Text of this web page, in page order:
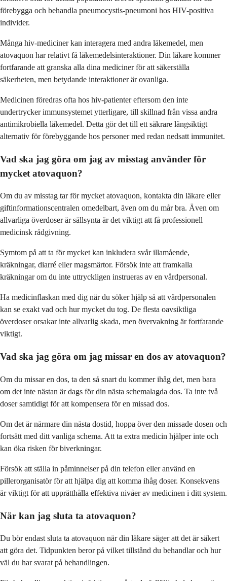
förebygga och behandla pneumocystis-pneumoni hos HIV-positiva
individer.
Många hiv-mediciner kan interagera med andra läkemedel, men
atovaquon har relativt få läkemedelsinteraktioner. Din läkare kommer
fortfarande att granska alla dina mediciner för att säkerställa
säkerheten, men betydande interaktioner är ovanliga.
Medicinen föredras ofta hos hiv-patienter eftersom den inte
undertrycker immunsystemet ytterligare, till skillnad från vissa andra
antimikrobiella läkemedel. Detta gör det till ett säkrare långsiktigt
alternativ för förebyggande hos personer med redan nedsatt immunitet.
Vad ska jag göra om jag av misstag använder för
mycket atovaquon?
Om du av misstag tar för mycket atovaquon, kontakta din läkare eller
giftinformationscentralen omedelbart, även om du mår bra. Även om
allvarliga överdoser är sällsynta är det viktigt att få professionell
medicinsk rådgivning.
Symtom på att ta för mycket kan inkludera svår illamående,
kräkningar, diarré eller magsmärtor. Försök inte att framkalla
kräkningar om du inte uttryckligen instrueras av en vårdpersonal.
Ha medicinflaskan med dig när du söker hjälp så att vårdpersonalen
kan se exakt vad och hur mycket du tog. De flesta oavsiktliga
överdoser orsakar inte allvarlig skada, men övervakning är fortfarande
viktigt.
Vad ska jag göra om jag missar en dos av atovaquon?
Om du missar en dos, ta den så snart du kommer ihåg det, men bara
om det inte nästan är dags för din nästa schemalagda dos. Ta inte två
doser samtidigt för att kompensera för en missad dos.
Om det är närmare din nästa dostid, hoppa över den missade dosen och
fortsätt med ditt vanliga schema. Att ta extra medicin hjälper inte och
kan öka risken för biverkningar.
Försök att ställa in påminnelser på din telefon eller använd en
pillerorganisatör för att hjälpa dig att komma ihåg doser. Konsekvens
är viktigt för att upprätthålla effektiva nivåer av medicinen i ditt system.
När kan jag sluta ta atovaquon?
Du bör endast sluta ta atovaquon när din läkare säger att det är säkert
att göra det. Tidpunkten beror på vilket tillstånd du behandlar och hur
väl du har svarat på behandlingen.